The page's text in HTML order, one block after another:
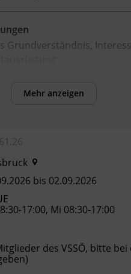
Grundverständnis,
erklären.
und elektronische
vergleichen.
fachgerecht
11088) sowie
Mehr anzeigen
bis 02.09.2026
17:00, Mi 08:30-17:00
des VSSÖ, bitte bei